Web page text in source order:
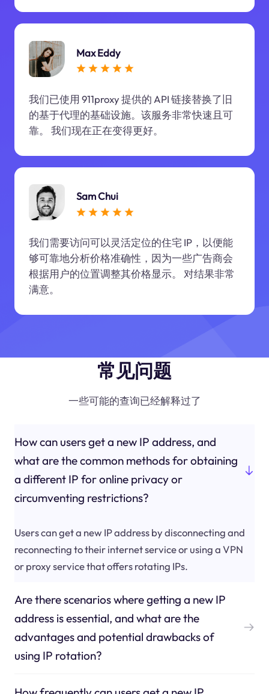
Max Eddy
我们已使用 911proxy 提供的 API 链接替换了旧
的基于代理的基础设施。该服务非常快速且可
靠。 我们现在正在变得更好。
Sam Chui
我们需要访问可以灵活定位的住宅 IP，以便能
够可靠地分析价格准确性，因为一些广告商会
根据用户的位置调整其价格显示。 对结果非常
满意。
常见问题
一些可能的查询已经解释过了
How can users get a new IP address, and
what are the common methods for obtaining
a different IP for online privacy or
circumventing restrictions?
Users can get a new IP address by disconnecting and
reconnecting to their internet service or using a VPN
or proxy service that offers rotating IPs.
Are there scenarios where getting a new IP
address is essential, and what are the
advantages and potential drawbacks of
using IP rotation?